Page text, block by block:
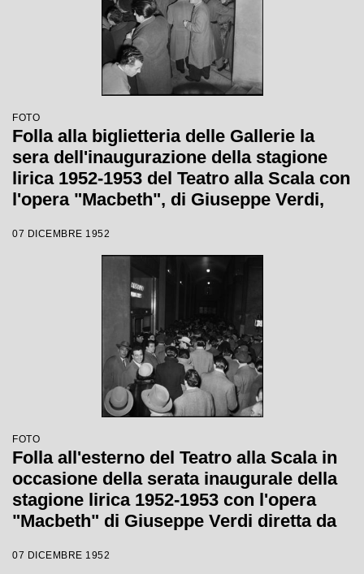
FOTO
Folla alla biglietteria delle Gallerie la
sera dell'inaugurazione della stagione
lirica 1952-1953 del Teatro alla Scala con
l'opera "Macbeth", di Giuseppe Verdi,
di Carl Ebert
07 DICEMBRE 1952
FOTO
Folla all'esterno del Teatro alla Scala in
occasione della serata inaugurale della
stagione lirica 1952-1953 con l'opera
"Macbeth" di Giuseppe Verdi diretta da
Ebert
07 DICEMBRE 1952